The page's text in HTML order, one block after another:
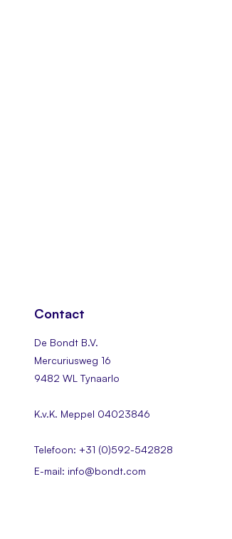
Contact
De Bondt B.V.
Mercuriusweg 16
9482 WL Tynaarlo
K.v.K. Meppel 04023846
Telefoon: +31 (0)592-542828
E-mail: info@bondt.com